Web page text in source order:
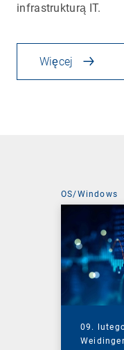
infrastrukturą IT.
Więcej
OS/Windows
09.
Weidinger